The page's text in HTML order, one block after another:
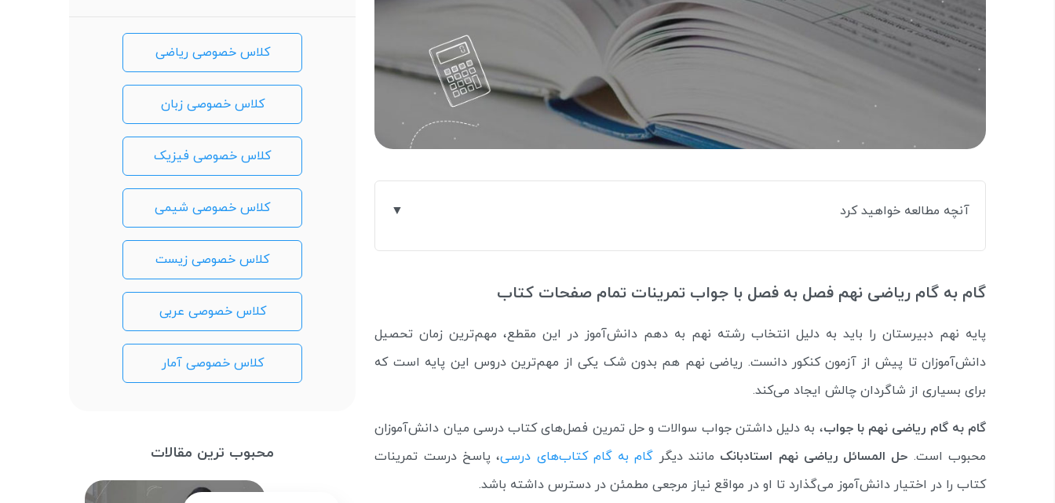
آنچه مطالعه خواهید کرد
گام به گام ریاضی نهم فصل به فصل با جواب تمرینات تمام صفحات کتاب
پایه نهم دبیرستان را باید به دلیل انتخاب رشته نهم به دهم دانش‌آموز در این مقطع، مهم‌ترین زمان تحصیل
دانش‌آموزان تا پیش از آزمون کنکور دانست. ریاضی نهم هم بدون شک یکی از مهم‌ترین دروس این پایه است که
برای بسیاری از شاگردان چالش ایجاد می‌کند.
گام به گام ریاضی نهم با جواب، به دلیل داشتن جواب سوالات و حل تمرین فصل‌های کتاب درسی میان دانش‌آموزان
محبوب است. حل المسائل ریاضی نهم استادبانک مانند دیگر گام به گام کتاب‌های درسی، پاسخ درست تمرینات
کتاب را در اختیار دانش‌آموز می‌گذارد تا او در مواقع نیاز مرجعی مطمئن در دسترس داشته باشد.
کلاس خصوصی ریاضی
کلاس خصوصی زبان
کلاس خصوصی فیزیک
کلاس خصوصی شیمی
کلاس خصوصی زیست
کلاس خصوصی عربی
کلاس خصوصی آمار
محبوب ترین مقالات